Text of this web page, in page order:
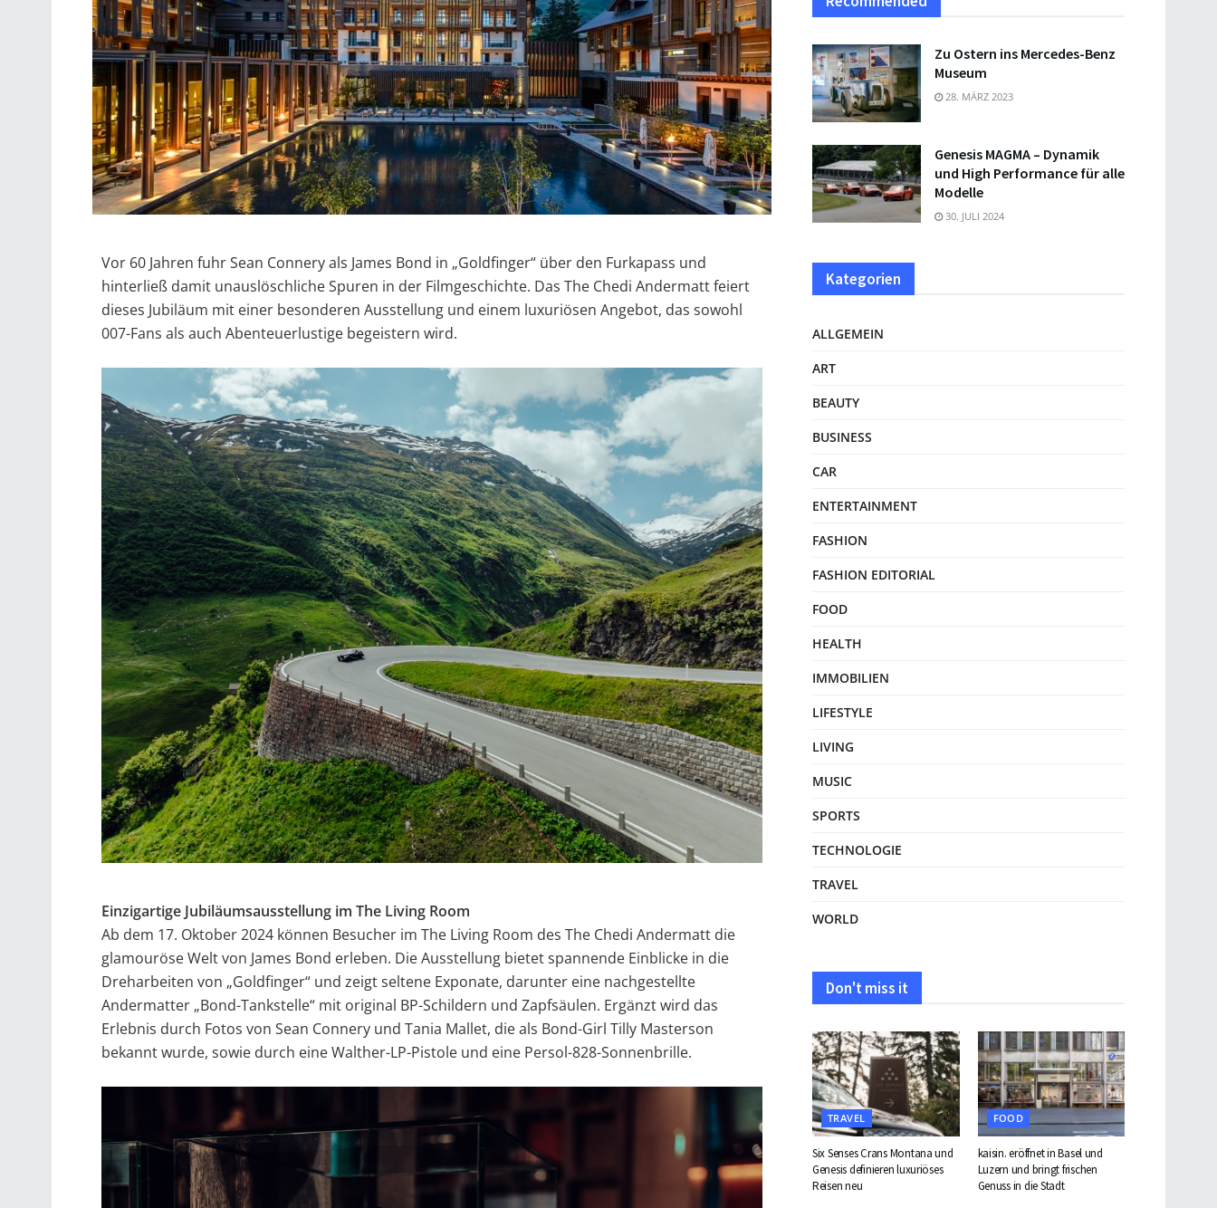
Vor 60 Jahren fuhr Sean Connery als James Bond in „Goldfinger“ über den Furkapass und
hinterließ damit unauslöschliche Spuren in der Filmgeschichte. Das The Chedi Andermatt feiert
dieses Jubiläum mit einer besonderen Ausstellung und einem luxuriösen Angebot, das sowohl
007-Fans als auch Abenteuerlustige begeistern wird.
Einzigartige Jubiläumsausstellung im The Living Room
Ab dem 17. Oktober 2024 können Besucher im The Living Room des The Chedi Andermatt die
glamouröse Welt von James Bond erleben. Die Ausstellung bietet spannende Einblicke in die
Dreharbeiten von „Goldfinger“ und zeigt seltene Exponate, darunter eine nachgestellte
Andermatter „Bond-Tankstelle“ mit original BP-Schildern und Zapfsäulen. Ergänzt wird das
Erlebnis durch Fotos von Sean Connery und Tania Mallet, die als Bond-Girl Tilly Masterson
bekannt wurde, sowie durch eine Walther-LP-Pistole und eine Persol-828-Sonnenbrille.
Zu Ostern ins Mercedes-Benz
Museum
28. MÄRZ 2023
Genesis MAGMA – Dynamik
und High Performance für alle
Modelle
30. JULI 2024
Kategorien
ALLGEMEIN
ART
BEAUTY
BUSINESS
CAR
ENTERTAINMENT
FASHION
FASHION EDITORIAL
FOOD
HEALTH
IMMOBILIEN
LIFESTYLE
LIVING
MUSIC
SPORTS
TECHNOLOGIE
TRAVEL
WORLD
Don't miss it
TRAVEL
Six Senses Crans Montana und
Genesis definieren luxuriöses
Reisen neu
FOOD
kaisin. eröffnet in Basel und
Luzern und bringt frischen
Genuss in die Stadt